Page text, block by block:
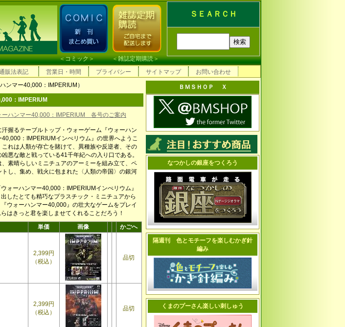
ＳＥＡＲＣＨ
＜コミック＞ ＜雑誌定期購読＞
販法表記 営業日・時間 プライバシー サイトマップ お問い合わせ
ンマー40,000：IMPERIUM）
：IMPERIUM
ーハンマー40,000：IMPERIUM 各号のご案内
汗握るテーブルトップ・ウォーゲーム『ウォーハン
40,000：IMPERIUMインぺリウム』の世界へようこ
これは人類が存亡を賭けて、異種族や反逆者、その
凶悪な敵と戦っている41千年紀への入り口である。
、素晴らしいミニチュアのアーミーを組み立て、ペ
トし、集め、戦火に包まれた〈人類の帝国〉の銀河
ウォーハンマー40,000：IMPERIUMインぺリウム』
したとても精巧なプラスチック・ミニチュアから
ウォーハンマー40,000』の壮大なゲームをプレイ
はきっと君を楽しませてくれることだろう！
単価 画像 かごへ
2,399円
（税込）
品切
2,399円
（税込）
品切
ＢＭＳＨＯＰ Ｘ
なつかしの銀座をつくろう
隔週刊 色とモチーフを楽しむかぎ針
編み
くまのプーさん楽しい刺しゅう